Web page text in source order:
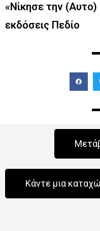
«Νίκησε την (Αυτο)
εκδόσεις Πεδίο
Κάντε μια